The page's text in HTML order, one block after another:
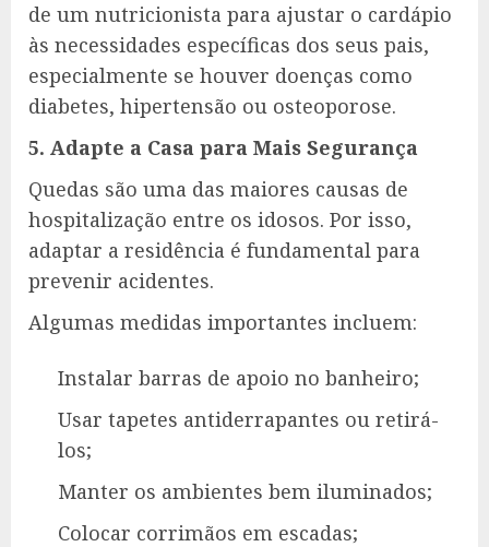
de um nutricionista para ajustar o cardápio
às necessidades específicas dos seus pais,
especialmente se houver doenças como
diabetes, hipertensão ou osteoporose.
5. Adapte a Casa para Mais Segurança
Quedas são uma das maiores causas de
hospitalização entre os idosos. Por isso,
adaptar a residência é fundamental para
prevenir acidentes.
Algumas medidas importantes incluem:
Instalar barras de apoio no banheiro;
Usar tapetes antiderrapantes ou retirá-
los;
Manter os ambientes bem iluminados;
Colocar corrimãos em escadas;